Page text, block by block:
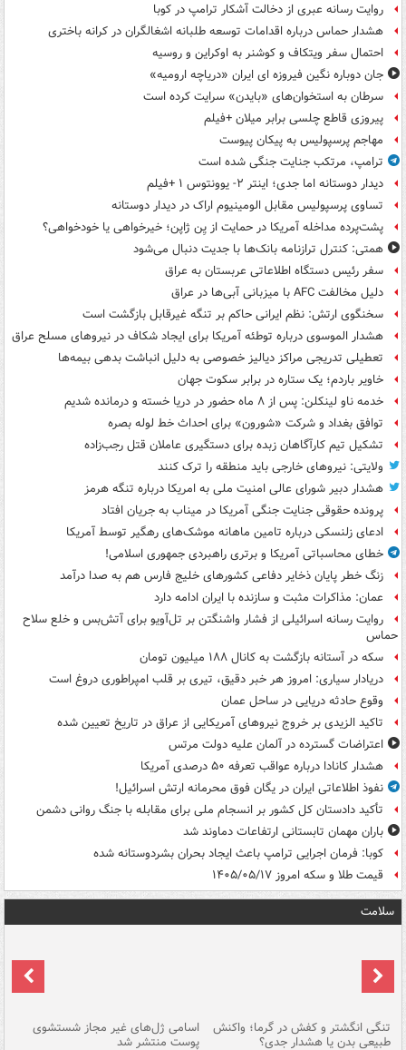
روایت رسانه عبری از دخالت آشکار ترامپ در کوبا
هشدار حماس درباره اقدامات توسعه طلبانه اشغالگران در کرانه باختری
احتمال سفر ویتکاف و کوشنر به اوکراین و روسیه
جان دوباره نگین فیروزه ای ایران «دریاچه ارومیه»
سرطان به استخوان‌های «بایدن» سرایت کرده است
پیروزی قاطع چلسی برابر میلان +فیلم
مهاجم پرسپولیس به پیکان پیوست
ترامپ، مرتکب جنایت جنگی شده است
دیدار دوستانه اما جدی؛ اینتر ۲- یوونتوس ۱ +فیلم
تساوی پرسپولیس مقابل الومینیوم اراک در دیدار دوستانه
پشت‌پرده مداخله آمریکا در حمایت از یِن ژاپن؛ خیرخواهی یا خودخواهی؟
همتی: کنترل ترازنامه بانک‌ها با جدیت دنبال می‌شود
سفر رئیس دستگاه اطلاعاتی عربستان به عراق
دلیل مخالفت AFC با میزبانی آبی‌ها در عراق
سخنگوی ارتش: نظم ایرانی حاکم بر تنگه غیرقابل بازگشت است
هشدار الموسوی درباره توطئه آمریکا برای ایجاد شکاف در نیروهای مسلح عراق
تعطیلی تدریجی مراکز دیالیز خصوصی به دلیل انباشت بدهی بیمه‌ها
خاویر باردم؛ یک ستاره در برابر سکوت جهان
خدمه ناو لینکلن: پس از ۸ ماه حضور در دریا خسته و درمانده‌ شدیم
توافق بغداد و شرکت «شورون» برای احداث خط لوله بصره
تشکیل تیم کارآگاهان زبده برای دستگیری عاملان قتل رجب‌زاده
ولایتی: نیروهای خارجی باید منطقه را ترک کنند
هشدار دبیر شورای عالی امنیت ملی به امریکا درباره تنگه هرمز
پرونده حقوقی جنایت جنگی آمریکا در میناب به جریان افتاد
ادعای زلنسکی درباره تامین ماهانه موشک‌های رهگیر توسط آمریکا
خطای محاسباتی آمریکا و برتری راهبردی جمهوری اسلامی!
زنگ خطر پایان ذخایر دفاعی کشورهای خلیج فارس هم به صدا درآمد
عمان: مذاکرات مثبت و سازنده با ایران ادامه دارد
روایت رسانه اسرائیلی از فشار واشنگتن بر تل‌آویو برای آتش‌بس و خلع سلاح
حماس
سکه در آستانه بازگشت به کانال ۱۸۸ میلیون تومان
دریادار سیاری: امروز هر خبر دقیق، تیری بر قلب امپراطوری دروغ است
وقوع حادثه دریایی در ساحل عمان
تاکید الزیدی بر خروج نیروهای آمریکایی از عراق در تاریخ تعیین شده
اعتراضات گسترده در آلمان علیه دولت مرتس
هشدار کانادا درباره عواقب تعرفه ۵۰ درصدی آمریکا
نفوذ اطلاعاتی ایران در یگان فوق محرمانه ارتش اسرائیل!
تأکید دادستان کل کشور بر انسجام ملی برای مقابله با جنگ روانی دشمن
باران مهمان تابستانی ارتفاعات دماوند شد
کوبا: فرمان اجرایی ترامپ باعث ایجاد بحران بشردوستانه شده
قیمت طلا و سکه امروز ۱۴۰۵/۰۵/۱۷
سلامت
تنگی انگشتر و کفش در گرما؛ واکنش
طبیعی بدن یا هشدار جدی؟
اسامی ژل‌های غیر مجاز شستشوی
پوست منتشر شد